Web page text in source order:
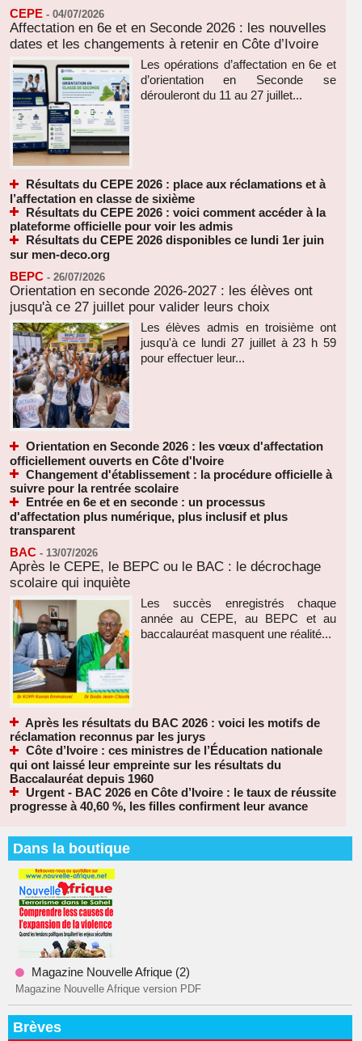
CEPE - 04/07/2026
Affectation en 6e et en Seconde 2026 : les nouvelles
dates et les changements à retenir en Côte d’Ivoire
Les opérations d’affectation en 6e et
d’orientation en Seconde se
dérouleront du 11 au 27 juillet...
Résultats du CEPE 2026 : place aux réclamations et à
l’affectation en classe de sixième
Résultats du CEPE 2026 : voici comment accéder à la
plateforme officielle pour voir les admis
Résultats du CEPE 2026 disponibles ce lundi 1er juin
sur men-deco.org
BEPC - 26/07/2026
Orientation en seconde 2026-2027 : les élèves ont
jusqu'à ce 27 juillet pour valider leurs choix
Les élèves admis en troisième ont
jusqu'à ce lundi 27 juillet à 23 h 59
pour effectuer leur...
Orientation en Seconde 2026 : les vœux d'affectation
officiellement ouverts en Côte d'Ivoire
Changement d'établissement : la procédure officielle à
suivre pour la rentrée scolaire
Entrée en 6e et en seconde : un processus
d'affectation plus numérique, plus inclusif et plus
transparent
BAC - 13/07/2026
Après le CEPE, le BEPC ou le BAC : le décrochage
scolaire qui inquiète
Les succès enregistrés chaque
année au CEPE, au BEPC et au
baccalauréat masquent une réalité...
Après les résultats du BAC 2026 : voici les motifs de
réclamation reconnus par les jurys
Côte d’Ivoire : ces ministres de l’Éducation nationale
qui ont laissé leur empreinte sur les résultats du
Baccalauréat depuis 1960
Urgent - BAC 2026 en Côte d’Ivoire : le taux de réussite
progresse à 40,60 %, les filles confirment leur avance
Dans la boutique
Magazine Nouvelle Afrique (2)
Magazine Nouvelle Afrique version PDF
Brèves